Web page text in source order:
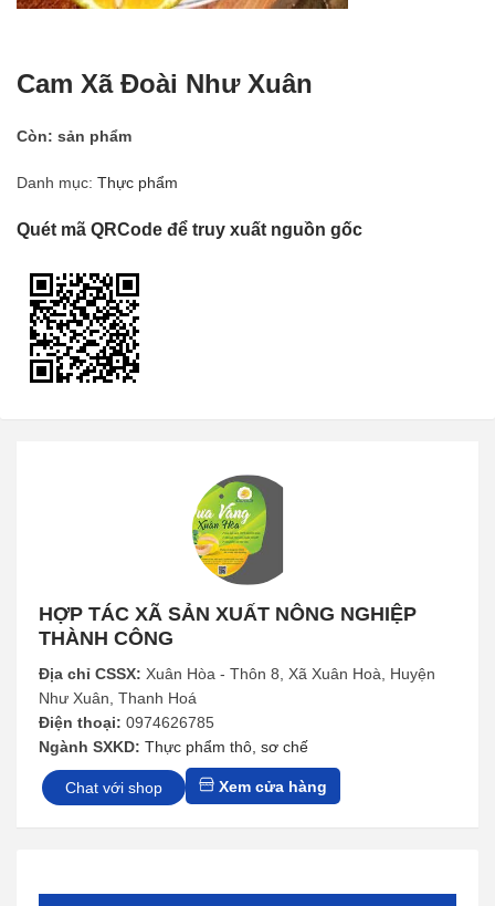
Cam Xã Đoài Như Xuân
Còn: sản phẩm
Danh mục: Thực phẩm
Quét mã QRCode để truy xuất nguồn gốc
HỢP TÁC XÃ SẢN XUẤT NÔNG NGHIỆP
THÀNH CÔNG
Địa chỉ CSSX: Xuân Hòa - Thôn 8, Xã Xuân Hoà, Huyện
Như Xuân, Thanh Hoá
Điện thoại: 0974626785
Ngành SXKD: Thực phẩm thô, sơ chế
Chat với shop Xem cửa hàng